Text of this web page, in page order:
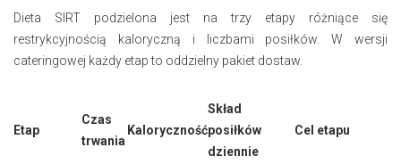
Dieta SIRT podzielona jest na trzy etapy różniące się
restrykcyjnością kaloryczną i liczbami posiłków. W wersji
cateringowej każdy etap to oddzielny pakiet dostaw.
Etap
Czas
trwania
Kaloryczność
Skład
posiłków
dziennie
Cel etapu